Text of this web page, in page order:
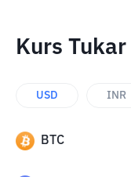
Kurs
USD INR
BTC